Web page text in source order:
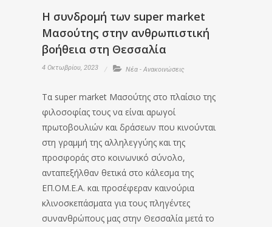
Η συνδρομή των super market
Μασούτης στην ανθρωπιστική
βοήθεια στη Θεσσαλία
4 Οκτωβρίου, 2023 Νέα - Ανακοινώσεις
Τα super market Μασούτης στο πλαίσιο της
φιλοσοφίας τους να είναι αρωγοί
πρωτοβουλιών και δράσεων που κινούνται
στη γραμμή της αλληλεγγύης και της
προσφοράς στο κοινωνικό σύνολο,
ανταπεξήλθαν θετικά στο κάλεσμα της
ΕΠ.ΟΜ.Ε.Α. και προσέφεραν καινούρια
κλινοσκεπάσματα για τους πληγέντες
συνανθρώπους μας στην Θεσσαλία μετά το